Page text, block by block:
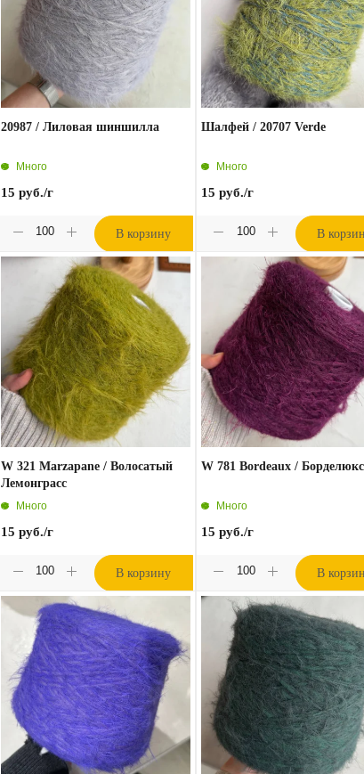
20987 / Лиловая шиншилла
Много
15 руб./г
В корзину
Шалфей / 20707 Verde
Много
15 руб./г
В
W 321 Marzapane / Волосатый
Лемонграсс
Много
15 руб./г
В корзину
W 781 Bordeaux / Борделюкс
Много
15 руб./г
В